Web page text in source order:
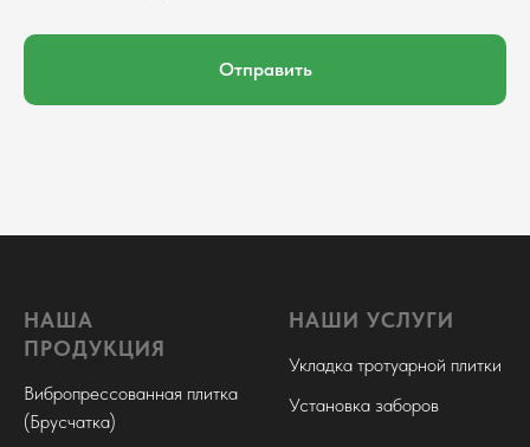
Отправить
НАША
ПРОДУКЦИЯ
Вибропрессованная плитка
(Брусчатка)
НАШИ УСЛУГИ
Укладка тротуарной плитки
Установка заборов